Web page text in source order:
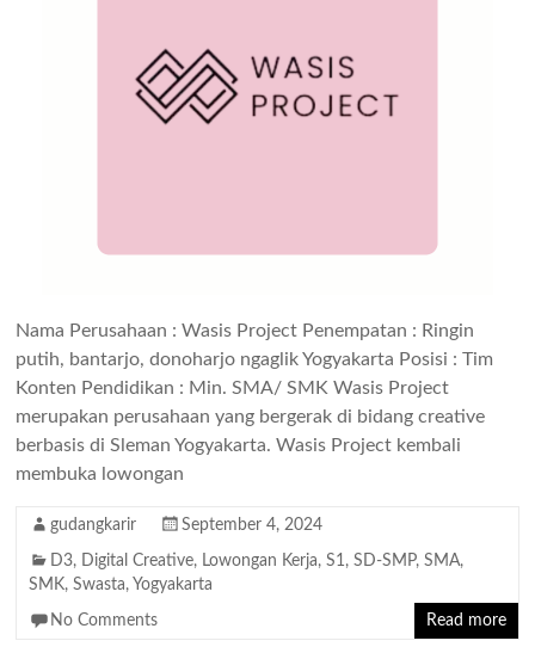
Nama Perusahaan : Wasis Project Penempatan : Ringin
putih, bantarjo, donoharjo ngaglik Yogyakarta Posisi : Tim
Konten Pendidikan : Min. SMA/ SMK Wasis Project
merupakan perusahaan yang bergerak di bidang creative
berbasis di Sleman Yogyakarta. Wasis Project kembali
membuka lowongan
gudangkarir September 4, 2024
D3, Digital Creative, Lowongan Kerja,S1,SD-SMP,SMA,
SMK,Swasta, Yogyakarta
No Comments Read more